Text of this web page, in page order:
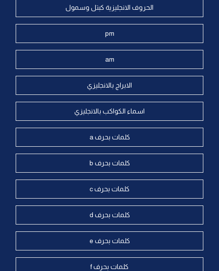
الحروف الانجليزية كبتل وسمول
pm
am
الابراج بالانجليزي
اسماء الكواكب بالانجليزي
كلمات بحرف a
كلمات بحرف b
كلمات بحرف c
كلمات بحرف d
كلمات بحرف e
كلمات بحرف f